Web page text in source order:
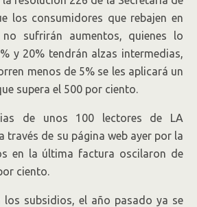
los consumidores que rebajen en
sufrirán aumentos, quienes lo
y 20% tendrán alzas intermedias,
menos de 5% se les aplicará un
supera el 500 por ciento.
de unos 100 lectores de LA
través de su página web ayer por la
en la última factura oscilaron de
ciento.
los subsidios, el año pasado ya se